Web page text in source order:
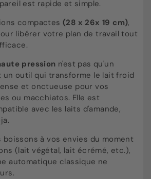
est rapide et simple.
compactes (28 x 26x 19 cm),
libérer votre plan de travail tout
pression n'est pas qu'un
un outil qui transforme le lait froid
et onctueuse pour vos
ou macchiatos. Elle est
avec les laits d'amande,
boissons à vos envies du moment
(lait végétal, lait écrémé, etc.),
automatique classique ne